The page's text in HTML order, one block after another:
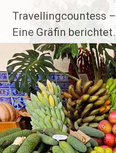
Inhalt
springen
Travellingcountess –
Eine Gräfin berichtet.